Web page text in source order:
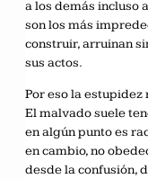
a los demás incluso
son los más
construir, arruinan
sus actos.
Por eso la
El malvado suele
en algún punto es
en cambio, no
desde la confusión,